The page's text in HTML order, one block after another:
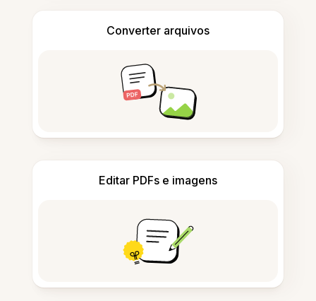
Converter arquivos
Editar PDFs e imagens